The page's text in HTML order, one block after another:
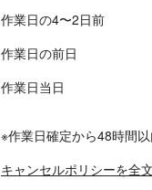
作業日の4〜2日前
作業日の前日
作業日当日
※作業日確定から48時間
キャンセルポリシーを全